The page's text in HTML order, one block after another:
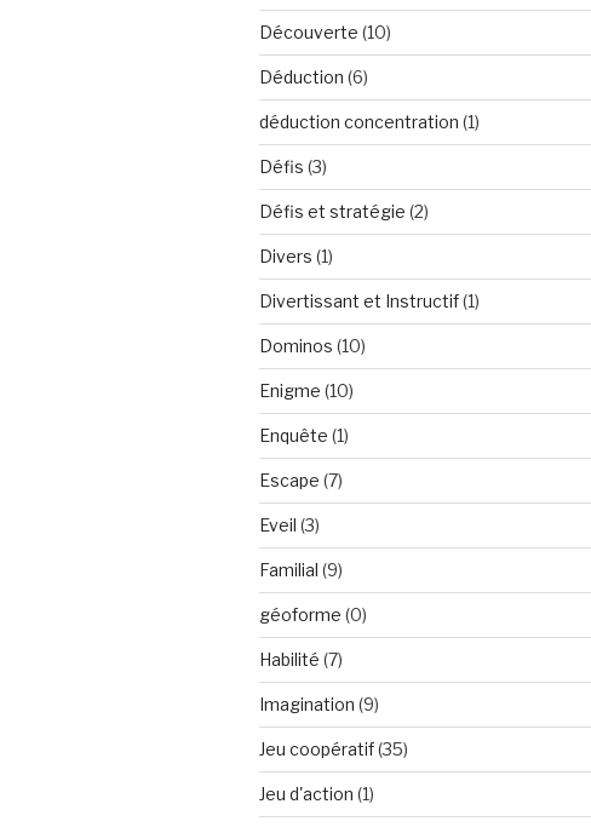
Découverte (10)
Déduction (6)
déduction concentration (1)
Défis (3)
Défis et stratégie (2)
Divers (1)
Divertissant et Instructif(1)
Dominos (10)
Enigme (10)
Enquête (1)
Escape (7)
Eveil (3)
Familial (9)
géoforme (0)
Habilité (7)
Imagination (9)
Jeu coopératif(35)
Jeu d'action (1)